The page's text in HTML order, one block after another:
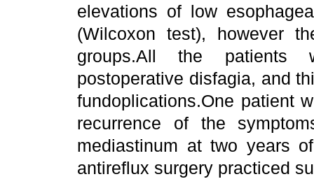
elevations of low
(Wilcoxon test), however
groups.All the patients
postoperative disfagia, and
fundoplications.One patient
recurrence of the
mediastinum at two years
antireflux surgery practiced